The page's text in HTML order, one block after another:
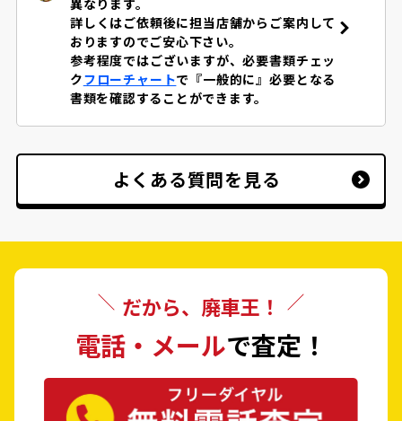
異なります。
詳しくはご依頼後に担当店舗からご案内して
おりますのでご安心下さい。
参考程度ではございますが、必要書類チェッ
クフローチャートで『一般的に』必要となる
書類を確認することができます。
よくある質問を見る
だから、廃車王！
電話・メールで査定！